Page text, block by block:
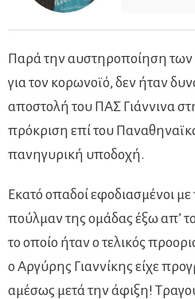
Παρά την αυστηροποίηση των
για τον κορωνοϊό, δεν ήταν
αποστολή του ΠΑΣ Γιάννινα
πρόκριση επί του
πανηγυρική υποδοχή.
Εκατό οπαδοί εφοδιασμένοι
πούλμαν της ομάδας έξω απ’
το οποίο ήταν ο τελικός
ο Αργύρης Γιαννίκης είχε
αμέσως μετά την άφιξη!